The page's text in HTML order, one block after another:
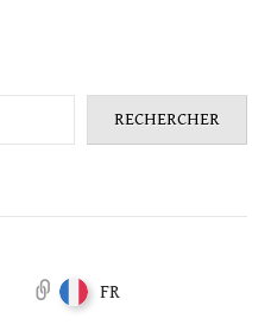
RECHERCHER
Antigone FR